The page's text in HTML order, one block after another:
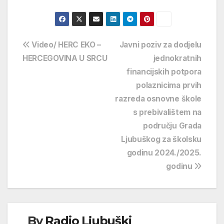
Navigacija
Javni poziv za dodjelu
jednokratnih
financijskih potpora
polaznicima prvih
razreda osnovne škole
s prebivalištem na
području Grada
Ljubuškog za školsku
godinu 2024./2025.
godinu
Video/ HERC EKO –
HERCEGOVINA U SRCU
ByRadio Ljubuški